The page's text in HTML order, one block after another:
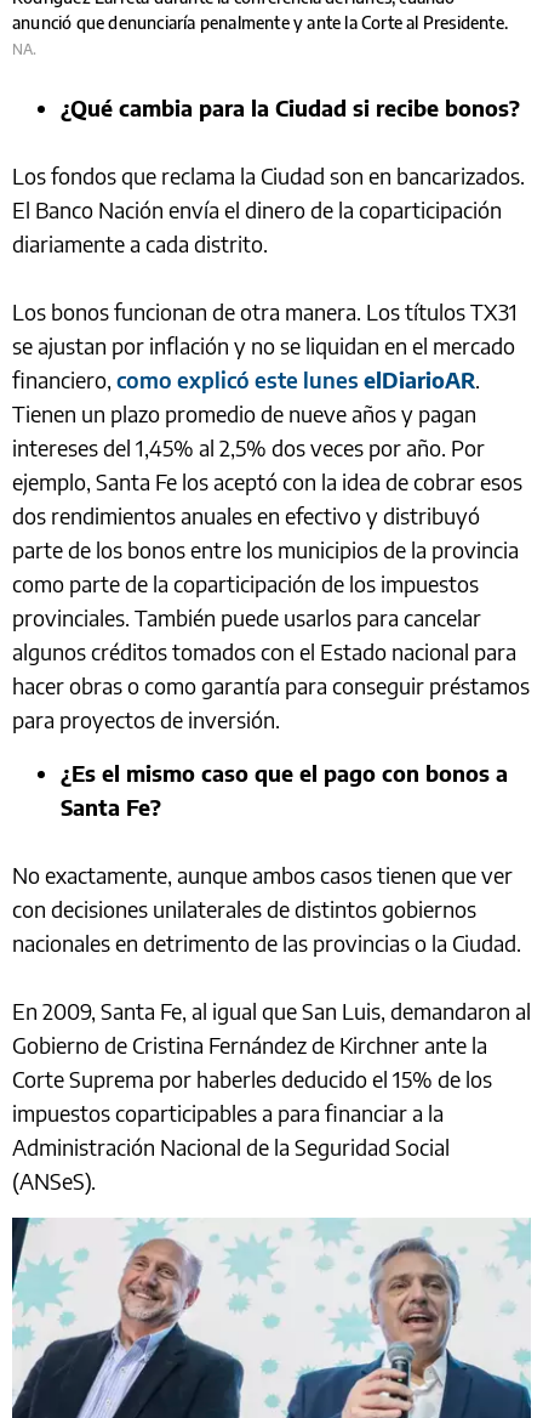
anunció que denunciaría penalmente y ante la Corte al Presidente.
NA.
¿Qué cambia para la Ciudad si recibe bonos?
Los fondos que reclama la Ciudad son en bancarizados.
El Banco Nación envía el dinero de la coparticipación
diariamente a cada distrito.
Los bonos funcionan de otra manera. Los títulos TX31
se ajustan por inflación y no se liquidan en el mercado
financiero, como explicó este lunes elDiarioAR.
Tienen un plazo promedio de nueve años y pagan
intereses del 1,45% al 2,5% dos veces por año. Por
ejemplo, Santa Fe los aceptó con la idea de cobrar esos
dos rendimientos anuales en efectivo y distribuyó
parte de los bonos entre los municipios de la provincia
como parte de la coparticipación de los impuestos
provinciales. También puede usarlos para cancelar
algunos créditos tomados con el Estado nacional para
hacer obras o como garantía para conseguir préstamos
para proyectos de inversión.
¿Es el mismo caso que el pago con bonos a
Santa Fe?
No exactamente, aunque ambos casos tienen que ver
con decisiones unilaterales de distintos gobiernos
nacionales en detrimento de las provincias o la Ciudad.
En 2009, Santa Fe, al igual que San Luis, demandaron al
Gobierno de Cristina Fernández de Kirchner ante la
Corte Suprema por haberles deducido el 15% de los
impuestos coparticipables a para financiar a la
Administración Nacional de la Seguridad Social
(ANSeS).